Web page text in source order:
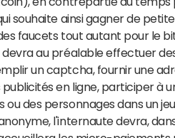
souhaite ainsi gagner de
faucets tout autant pour le
au préalable effectuer
un captcha, fournir une
en ligne, participer à
ou des personnages dans un
l'internaute devra,